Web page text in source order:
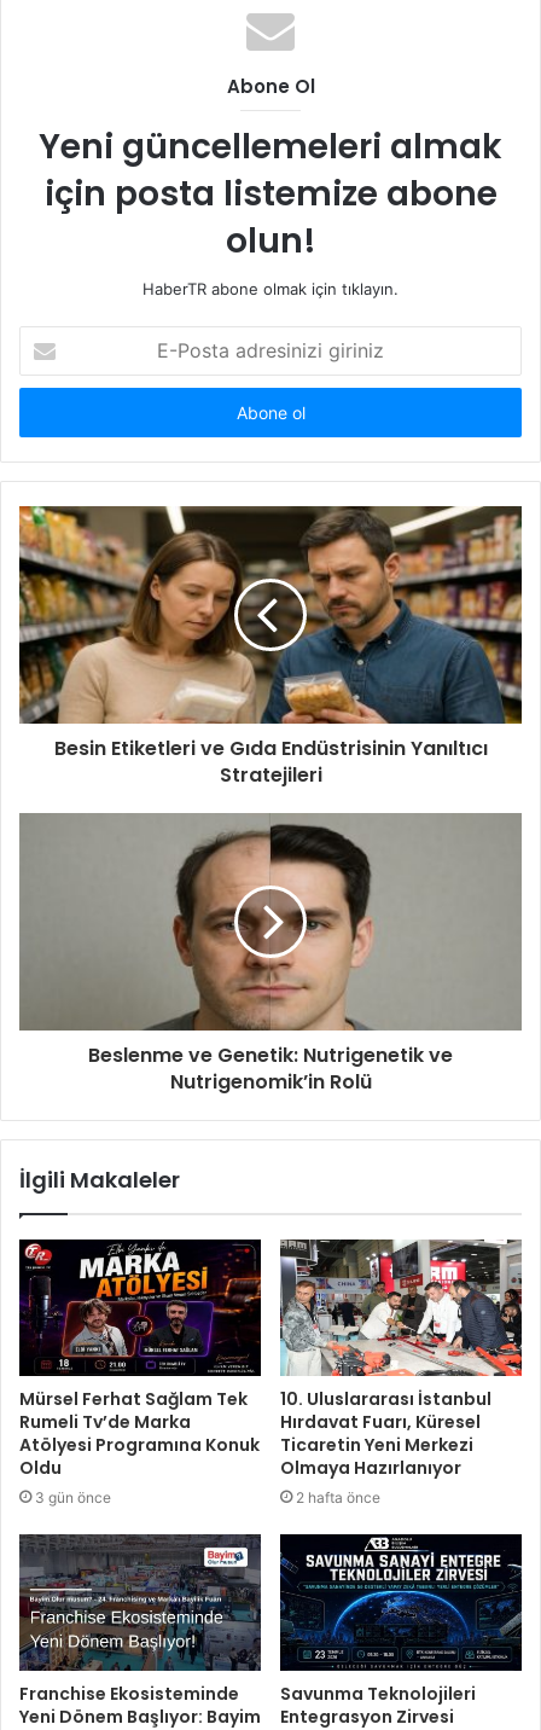
Abone Ol
Yeni güncellemeleri almak
için posta listemize abone
olun!
HaberTR abone olmak için tıklayın.
Posta
adresinizi
Besin Etiketleri ve Gıda Endüstrisinin Yanıltıcı
Stratejileri
Beslenme ve Genetik: Nutrigenetik ve
Nutrigenomik’in Rolü
İlgili Makaleler
Mürsel Ferhat Sağlam Tek
Rumeli Tv’de Marka
Atölyesi Programına Konuk
Oldu
3 gün önce
10. Uluslararası İstanbul
Hırdavat Fuarı, Küresel
Ticaretin Yeni Merkezi
Olmaya Hazırlanıyor
2 hafta önce
Franchise Ekosisteminde
Yeni Dönem Başlıyor: Bayim
Savunma Teknolojileri
Entegrasyon Zirvesi